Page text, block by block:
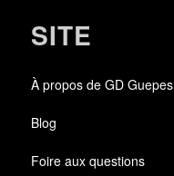
SITE
À propos de GD Guepes
Blog
Foire aux questions